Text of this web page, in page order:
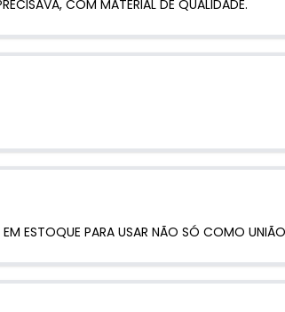
COM MATERIAL DE QUALIDADE.